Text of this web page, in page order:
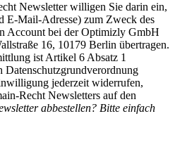
Newsletter willigen Sie darin ein,
E-Mail-Adresse) zum Zweck des
Account bei der Optimizly GmbH
16, 10179 Berlin übertragen.
ist Artikel 6 Absatz 1
Datenschutzgrundverordnung
jederzeit widerrufen,
Recht Newsletters auf den
abbestellen? Bitte einfach